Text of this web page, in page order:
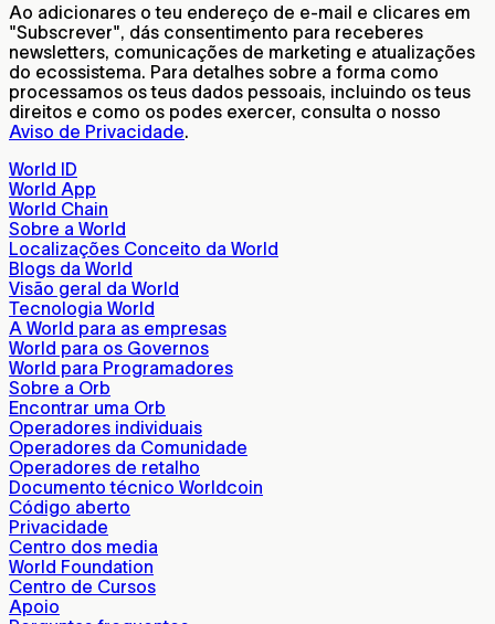
Ao adicionares o teu endereço de e-mail e clicares em
"Subscrever", dás consentimento para receberes
newsletters, comunicações de marketing e atualizações
do ecossistema. Para detalhes sobre a forma como
processamos os teus dados pessoais, incluindo os teus
direitos e como os podes exercer, consulta o nosso
Aviso de Privacidade.
World ID
World App
World Chain
Sobre a World
Localizações Conceito da World
Blogs da World
Visão geral da World
Tecnologia World
A World para as empresas
World para os Governos
World para Programadores
Sobre a Orb
Encontrar uma Orb
Operadores individuais
Operadores da Comunidade
Operadores de retalho
Documento técnico Worldcoin
Código aberto
Privacidade
Centro dos media
World Foundation
Centro de Cursos
Apoio